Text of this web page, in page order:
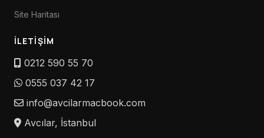
Site Haritası
İLETIŞIM
0212 590 55 70
0555 037 42 17
info@avcilarmacbook.com
Avcılar, İstanbul